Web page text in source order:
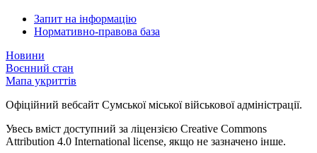
Запит на інформацію
Нормативно-правова база
Новини
Воєнний стан
Мапа укриттів
Офіційний вебсайт Сумської міської військової адміністрації.
Увесь вміст доступний за ліцензією Creative Commons
Attribution 4.0 International license, якщо не зазначено інше.